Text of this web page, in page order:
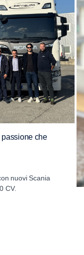
passione che
nuovi Scania
CV.